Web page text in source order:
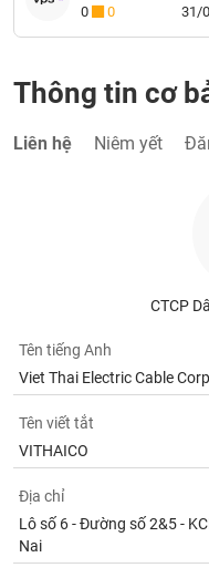
0
0 31/
Thông tin cơ
Liên hệ Niêm yết
CTCP
Tên tiếng Anh
Viet Thai Electric Cable
Tên viết tắt
VITHAICO
Địa chỉ
Lô số 6 - Đường số 2&5 -
Nai